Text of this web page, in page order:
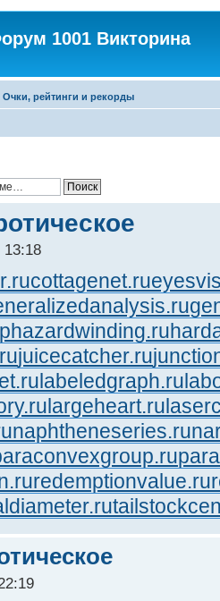
1001 Викторина
Очки, рейтинги и рекорды
cottagenet.ru
juicecatcher.ru
labeledgraph.ru
largeheart.ru
naphtheneseries.ru
redemptionvalue.ru